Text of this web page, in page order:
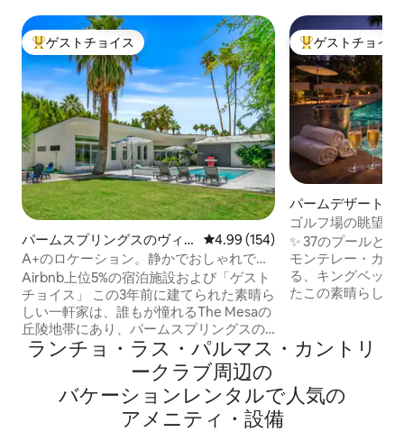
大好評のゲストチョイスです。
ゲストチョイス
パームスプリングスのヴィ
ラ
レビュー154件、5つ星中4.99つ
4.99 (154)
A+のロケーション。静かでおしゃれでプ
ライベート。ダウンタウン近く
Airbnb上位5%の宿泊施設および「ゲスト
チョイス」 この3年前に建てられた素晴ら
しい一軒家は、誰もが憧れるThe Mesaの
丘陵地帯にあり、パームスプリングスの
ダウンタウンの人気スポットからわずか
数分の距離にあります。ミッドセンチュ
リー・モダンスタイルをイメージしたこ
の家には、寝室3室、スイートバスルーム
3室、天井高14フィート、ガラス製の引き
戸、ボッシュ製家電、展示会レベルの美
大好評のゲスト
ゲストチョイス
パームデザートの
ゴルフ場の眺望｜
ール+ジャグジー
✨ 37のプールと
モンテレー・カン
る、キングベッド
たこの素晴らしい
きる、ゲート付
れ家的な場所で
ンター、無料のゴ
ランチョ・ラス・パルマス・カントリ
ークラブ⁠周⁠辺⁠の
バ⁠ケ⁠ー⁠シ⁠ョ⁠ン⁠レ⁠ン⁠タ⁠ル⁠で人⁠気⁠の
ア⁠メ⁠ニ⁠テ⁠ィ⁠・⁠設⁠備